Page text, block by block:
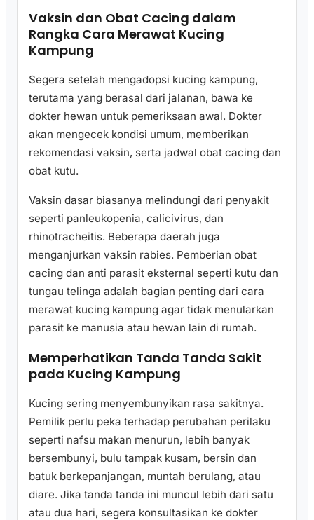
Vaksin dan Obat Cacing dalam
Rangka Cara Merawat Kucing
Kampung
Segera setelah mengadopsi kucing kampung,
terutama yang berasal dari jalanan, bawa ke
dokter hewan untuk pemeriksaan awal. Dokter
akan mengecek kondisi umum, memberikan
rekomendasi vaksin, serta jadwal obat cacing dan
obat kutu.
Vaksin dasar biasanya melindungi dari penyakit
seperti panleukopenia, calicivirus, dan
rhinotracheitis. Beberapa daerah juga
menganjurkan vaksin rabies. Pemberian obat
cacing dan anti parasit eksternal seperti kutu dan
tungau telinga adalah bagian penting dari cara
merawat kucing kampung agar tidak menularkan
parasit ke manusia atau hewan lain di rumah.
Memperhatikan Tanda Tanda Sakit
pada Kucing Kampung
Kucing sering menyembunyikan rasa sakitnya.
Pemilik perlu peka terhadap perubahan perilaku
seperti nafsu makan menurun, lebih banyak
bersembunyi, bulu tampak kusam, bersin dan
batuk berkepanjangan, muntah berulang, atau
diare. Jika tanda tanda ini muncul lebih dari satu
atau dua hari, segera konsultasikan ke dokter